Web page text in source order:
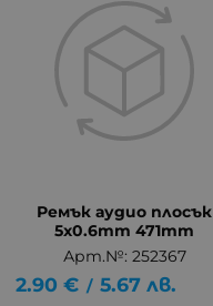
Ремък аудио плосък
5x0.6mm 471mm
Арт.№: 252367
2.90 € / 5.67 лв.